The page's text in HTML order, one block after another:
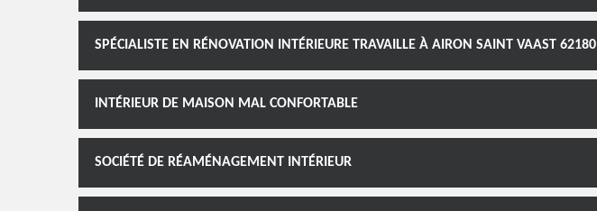
SPÉCIALISTE EN RÉNOVATION INTÉRIEURE TRAVAILLE À AIRON SAINT VAAST 62180
INTÉRIEUR DE MAISON MAL CONFORTABLE
SOCIÉTÉ DE RÉAMÉNAGEMENT INTÉRIEUR